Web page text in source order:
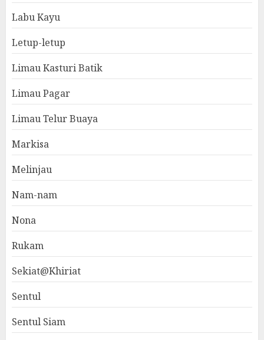
Labu Kayu
Letup-letup
Limau Kasturi Batik
Limau Pagar
Limau Telur Buaya
Markisa
Melinjau
Nam-nam
Nona
Rukam
Sekiat@Khiriat
Sentul
Sentul Siam